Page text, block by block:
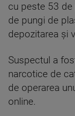
cu peste 53
de pungi de
depozitarea și
Suspectul a
narcotice de
de operarea
online.